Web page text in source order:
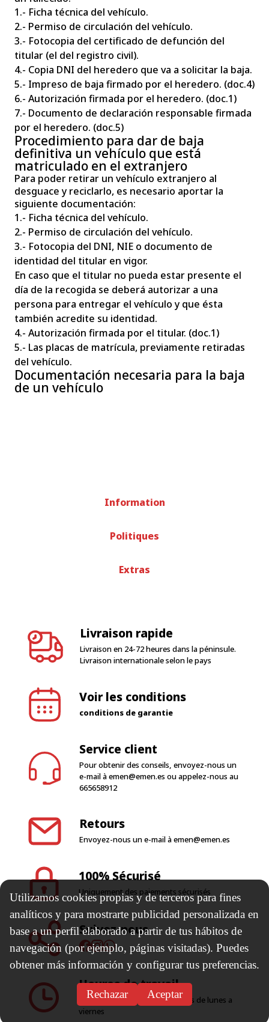
1.- Ficha técnica del vehículo.
2.- Permiso de circulación del vehículo.
3.- Fotocopia del certificado de defunción del
titular (el del registro civil).
4.- Copia DNI del heredero que va a solicitar la baja.
5.- Impreso de baja firmado por el heredero. (doc.4)
6.- Autorización firmada por el heredero. (doc.1)
7.- Documento de declaración responsable firmada
por el heredero. (doc.5)
Procedimiento para dar de baja
definitiva un vehículo que está
matriculado en el extranjero
Para poder retirar un vehículo extranjero al
desguace y reciclarlo, es necesario aportar la
siguiente documentación:
1.- Ficha técnica del vehículo.
2.- Permiso de circulación del vehículo.
3.- Fotocopia del DNI, NIE o documento de
identidad del titular en vigor.
En caso que el titular no pueda estar presente el
día de la recogida se deberá autorizar a una
persona para entregar el vehículo y que ésta
también acredite su identidad.
4.- Autorización firmada por el titular. (doc.1)
5.- Las placas de matrícula, previamente retiradas
del vehículo.
Documentación necesaria para la baja
de un vehículo
Information
Politiques
Extras
Livraison rapide
Livraison en 24-72 heures dans la péninsule.
Livraison internationale selon le pays
Voir les conditions
conditions de garantie
Service client
Pour obtenir des conseils, envoyez-nous un
e-mail àemen@emen.es ou appelez-nous au
665658912
Retours
Envoyez-nous un e-mail àemen@emen.es
100% Sécurisé
Uniquement des paiements sécurisés
Suivez-nous
Heures de travail
08:00 14:00 y de 15:00 a 17:00 hrs de lunes a
viernes
Utilizamos cookies propias y de terceros para fines
analíticos y para mostrarte publicidad personalizada en
base a un perfil elaborado a partir de tus hábitos de
navegación (por ejemplo, páginas visitadas). Puedes
obtener más información y configurar tus preferencias.
Rechazar Aceptar